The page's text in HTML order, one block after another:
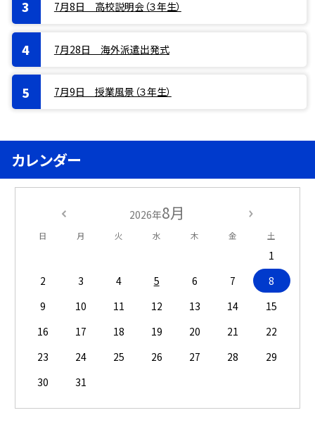
7月8日 高校説明会（３年生）
7月28日 海外派遣出発式
7月9日 授業風景（３年生）
カレンダー
2026年8月
日 月 火 水 木 金 土
1
2
3 4 5 6 7
8
9
10 11 12 13 14
15
16
17 18 19 20 21
22
23
24 25 26 27 28
29
30
31